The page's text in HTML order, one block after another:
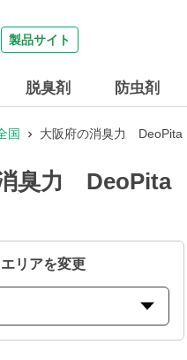
製品サイト
脱臭剤 防虫剤
国 大阪府の消臭力 DeoPita
臭力 DeoPita
エリアを変更